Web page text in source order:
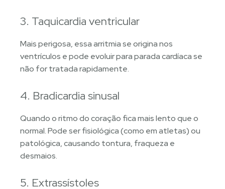
3. Taquicardia ventricular
Mais perigosa, essa arritmia se origina nos
ventrículos e pode evoluir para parada cardíaca se
não for tratada rapidamente.
4. Bradicardia sinusal
Quando o ritmo do coração fica mais lento que o
normal. Pode ser fisiológica (como em atletas) ou
patológica, causando tontura, fraqueza e
desmaios.
5. Extrassístoles